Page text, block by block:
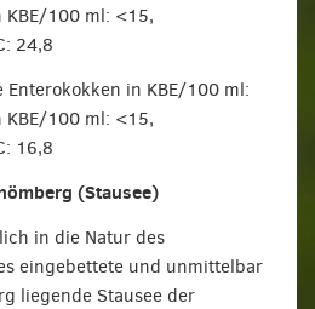
100 ml: <15,
24,8
in KBE/100 ml:
100 ml: <15,
16,8
(Stausee)
in die Natur des
eingebettete und unmittelbar
liegende Stausee der